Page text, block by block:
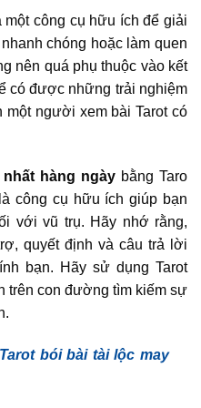
công cụ hữu ích để giải
chóng hoặc làm quen
nên quá phụ thuộc vào kết
có được những trải nghiệm
một người xem bài Tarot có
hàng ngày bằng Taro
công cụ hữu ích giúp bạn
với vũ trụ. Hãy nhớ rằng,
quyết định và câu trả lời
bạn. Hãy sử dụng Tarot
trên con đường tìm kiếm sự
bói bài tài lộc may